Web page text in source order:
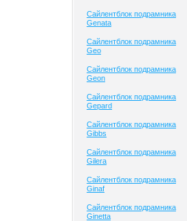
Сайлентблок подрамника
Genata
Сайлентблок подрамника
Geo
Сайлентблок подрамника
Geon
Сайлентблок подрамника
Gepard
Сайлентблок подрамника
Gibbs
Сайлентблок подрамника
Gilera
Сайлентблок подрамника
Ginaf
Сайлентблок подрамника
Ginetta